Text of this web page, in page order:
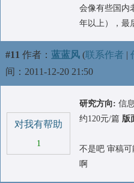
会像有些国内
年以上），最
#11 作者： 蓝蓝风 (联系作者 |
间：2011-12-20 21:50
对我有帮助
1
研究方向: 信
约120元/篇 版
不是吧 审稿
啊